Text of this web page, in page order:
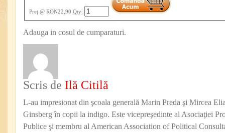
Preţ @ RON22,90 Qty:
Adauga in cosul de cumparaturi.
Scris de Ilă Citilă
L-au impresionat din şcoala generală Marin Preda şi Mircea
Ginsberg în copii la indigo. Este vicepreşedinte al Asociaţiei
Publice şi membru al American Association of Political